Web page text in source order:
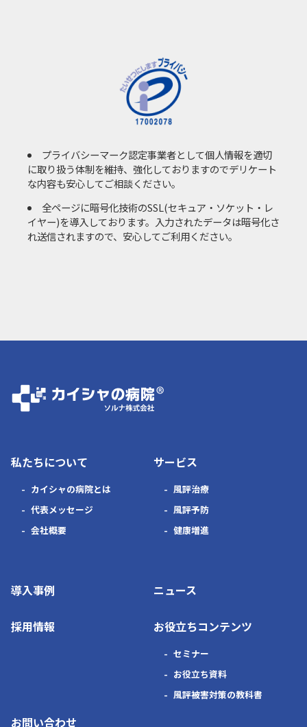
プライバシーマーク認定事業者として個人情報を適切
に取り扱う体制を維持、強化しておりますのでデリケート
な内容も安心してご相談ください。
全ページに暗号化技術のSSL(セキュア・ソケット・レ
イヤー)を導入しております。入力されたデータは暗号化さ
れ送信されますので、安心してご利用ください。
私たちについて
カイシャの病院とは
代表メッセージ
会社概要
サービス
風評治療
風評予防
健康増進
導入事例 ニュース
採用情報 お役立ちコンテンツ
セミナー
お役立ち資料
風評被害対策の教科書
お問い合わせ